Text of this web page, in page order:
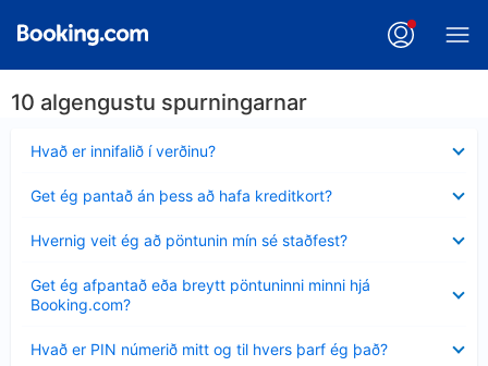
10 algengustu spurningarnar
Hvað er innifalið í verðinu?
sýnt
Get ég pantað án þess að hafa kreditkort?
sýnt
Hvernig veit ég að pöntunin mín sé staðfest?
sýnt
Get ég afpantað eða breytt pöntuninni minni hjá
Booking.com?
sýnt
Hvað er PIN númerið mitt og til hvers þarf ég það?
sýnt